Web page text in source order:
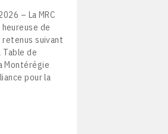
– La MRC
de
suivant
Table de
Montérégie
pour la